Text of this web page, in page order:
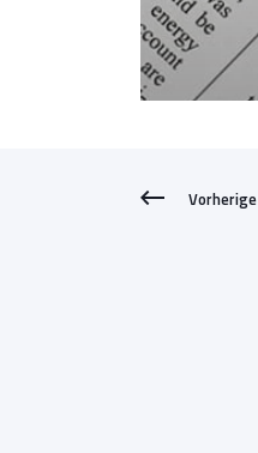
Vorherige